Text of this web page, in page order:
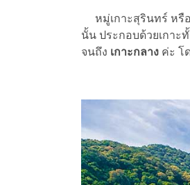
หมู่เกาะสุรินทร์ หรือ
นั้น ประกอบด้วยเกาะ
จนถึง เกาะกลาง ค่ะ โ